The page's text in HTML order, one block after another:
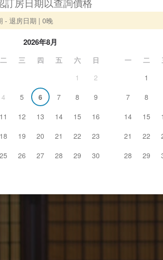
- 退房日期 | 0晚
2026年8月
二 三 四 五 六
日
1
2
4 5 6 7 8
9
11 12 13 14 15
16
18 19 20 21 22
23
25 26 27 28 29
30
一 二
1
7
8
14
15
21
22
28
29